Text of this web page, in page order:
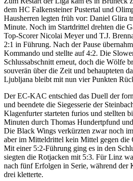
dem HC Falkensteiner Pustertal und
Hausherren legten früh vor: Daniel Glira
Minute. Noch im Startdrittel drehten die
Top-Scorer Nicolai Meyer und T.J.
2:1 in Führung. Nach der Pause
Kommando und stellte auf 4:2. Die
Schlussabschnitt erneut, doch die Wölfe
souverän über die Zeit und behaupteten
Ljubljana bleibt mit nun vier Punkten
Der EC-KAC entschied das Duell der
und beendete die Siegesserie der
Klagenfurter starteten furios und stellten
Minuten durch Thomas Hundertpfund
Die Black Wings verkürzten zwar noch
aber im Mitteldrittel kein Mittel gegen die
Mit einer 5:2-Führung ging es in den
siegten die Rotjacken mit 5:3. Für Linz
nach fünf Erfolgen in Serie, während der
drei kletterte.